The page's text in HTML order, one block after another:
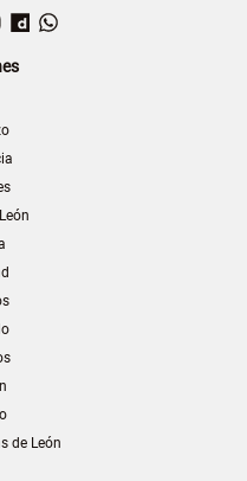
YouTubeDailymotion
de León